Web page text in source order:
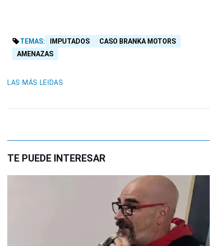
TEMAS: IMPUTADOS
CASO BRANKA MOTORS
AMENAZAS
LAS MÁS LEIDAS
TE PUEDE INTERESAR